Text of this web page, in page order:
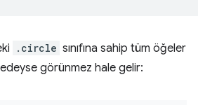
.circle sınıfına sahip tüm öğeler
görünmez hale gelir: